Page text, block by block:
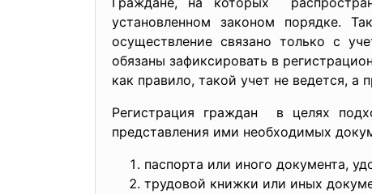
установленном законом порядке.
осуществление связано только с
обязаны зафиксировать в
как правило, такой учет не ведется, а
Регистрация граждан в целях
представления ими необходимых
паспорта или иного документа,
трудовой книжки или иных